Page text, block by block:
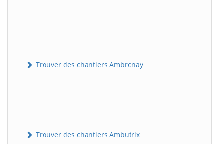
Trouver des chantiers Ambronay
Trouver des chantiers Ambutrix